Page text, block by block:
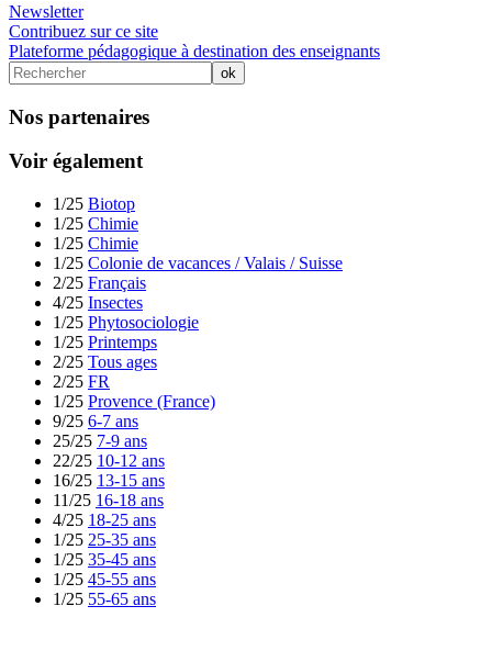
Newsletter
Contribuez sur ce site
Plateforme pédagogique à destination des enseignants
Nos partenaires
Voir également
1/25 Biotop
1/25 Chimie
1/25 Chimie
1/25 Colonie de vacances / Valais / Suisse
2/25 Français
4/25 Insectes
1/25 Phytosociologie
1/25 Printemps
2/25 Tous ages
2/25 FR
1/25 Provence (France)
9/25 6-7 ans
25/25 7-9 ans
22/25 10-12 ans
16/25 13-15 ans
11/25 16-18 ans
4/25 18-25 ans
1/25 25-35 ans
1/25 35-45 ans
1/25 45-55 ans
1/25 55-65 ans